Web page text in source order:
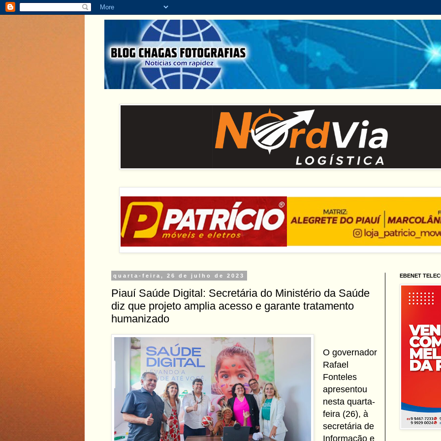
quarta-feira, 26 de julho de 2023
Piauí Saúde Digital: Secretária do Ministério da Saúde
diz que projeto amplia acesso e garante tratamento
humanizado
O governador
Rafael
Fonteles
apresentou
nesta quarta-
feira (26), à
secretária de
Informação e
EBENET